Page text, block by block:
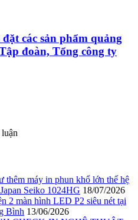
các sản phẩm quảng
đoàn, Tổng công ty
máy in phun khổ lớn thế hệ
Seiko 1024HG 18/07/2026
2 màn hình LED P2 siêu nét tại
Bình 13/06/2026